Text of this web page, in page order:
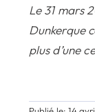
Le 31 mars
Dunkerque
plus d’une